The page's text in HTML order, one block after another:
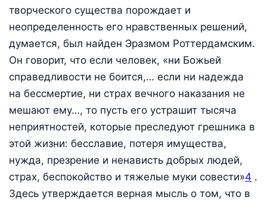
творческого существа порождает и
неопределенность его нравственных решений,
думается, был найден Эразмом Роттердамским.
Он говорит, что если человек, «ни Божьей
справедливости не боится,… если ни надежда
на бессмертие, ни страх вечного наказания не
мешают ему…, то пусть его устрашит тысяча
неприятностей, которые преследуют грешника в
этой жизни: бесславие, потеря имущества,
нужда, презрение и ненависть добрых людей,
страх, беспокойство и тяжелые муки совести»4 .
Здесь утверждается верная мысль о том, что в